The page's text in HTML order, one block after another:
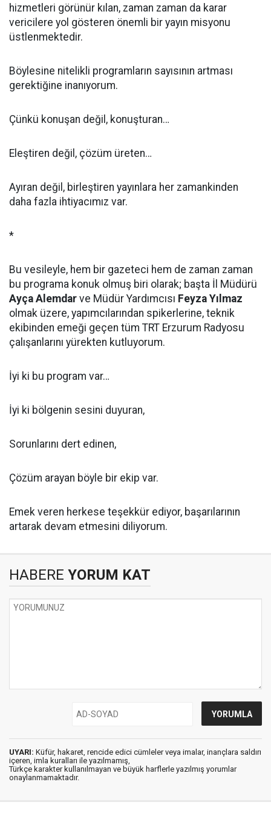
hizmetleri görünür kılan, zaman zaman da karar
vericilere yol gösteren önemli bir yayın misyonu
üstlenmektedir.
Böylesine nitelikli programların sayısının artması
gerektiğine inanıyorum.
Çünkü konuşan değil, konuşturan…
Eleştiren değil, çözüm üreten…
Ayıran değil, birleştiren yayınlara her zamankinden
daha fazla ihtiyacımız var.
*
Bu vesileyle, hem bir gazeteci hem de zaman zaman
bu programa konuk olmuş biri olarak; başta İl Müdürü
Ayça Alemdar ve Müdür Yardımcısı Feyza Yılmaz
olmak üzere, yapımcılarından spikerlerine, teknik
ekibinden emeği geçen tüm TRT Erzurum Radyosu
çalışanlarını yürekten kutluyorum.
İyi ki bu program var…
İyi ki bölgenin sesini duyuran,
Sorunlarını dert edinen,
Çözüm arayan böyle bir ekip var.
Emek veren herkese teşekkür ediyor, başarılarının
artarak devam etmesini diliyorum.
HABERE YORUM KAT
UYARI: Küfür, hakaret, rencide edici cümleler veya imalar, inançlara saldırı
içeren, imla kuralları ile yazılmamış,
Türkçe karakter kullanılmayan ve büyük harflerle yazılmış yorumlar
onaylanmamaktadır.